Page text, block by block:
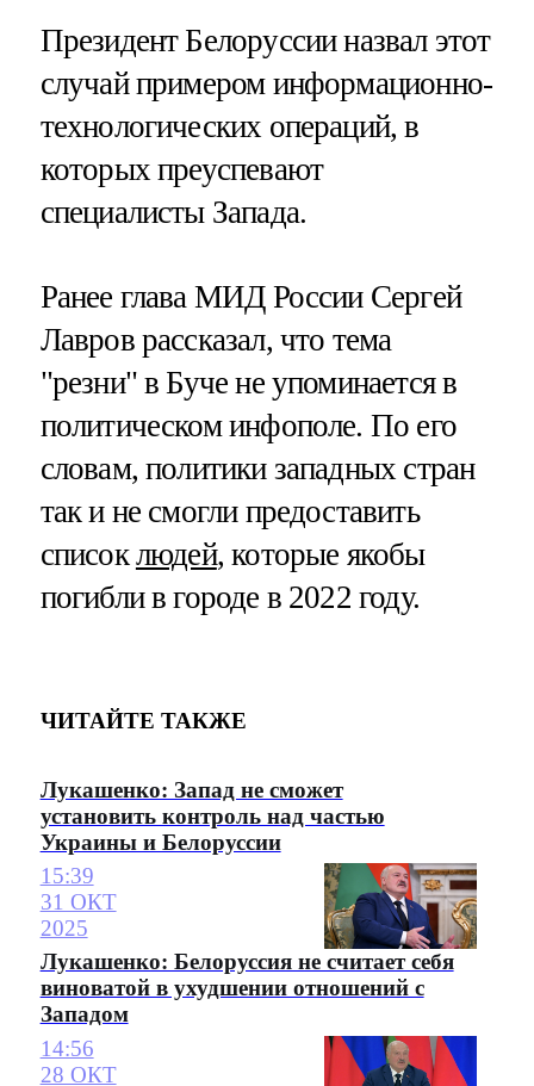
Президент Белоруссии назвал этот
случай примером информационно-
технологических операций, в
которых преуспевают
специалисты Запада.
Ранее глава МИД России Сергей
Лавров рассказал, что тема
"резни" в Буче не упоминается в
политическом инфополе. По его
словам, политики западных стран
так и не смогли предоставить
списоклюдей, которые якобы
погибли в городе в 2022 году.
ЧИТАЙТЕ ТАКЖЕ
Лукашенко: Запад не сможет
установить контроль над частью
Украины и Белоруссии
15:39
31 ОКТ
2025
Лукашенко: Белоруссия не считает себя
виноватой в ухудшении отношений с
Западом
14:56
28 ОКТ